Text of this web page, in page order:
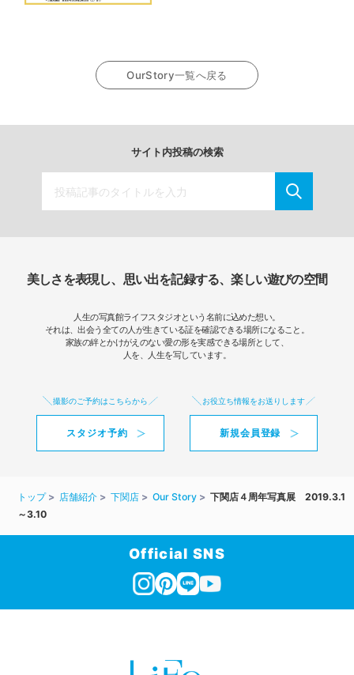
OurStory一覧へ戻る
サイト内投稿の検索
美しさを表現し、思い出を記録する、楽しい遊びの空間
人生の写真館ライフスタジオという名前に込めた想い。
それは、出会う全ての人が生きている証を確認できる場所になること。
家族の絆とかけがえのない愛の形を実感できる場所として、
人を、人生を写しています。
撮影のご予約はこちらから
スタジオ予約
お役立ち情報をお送りします
新規会員登録
トップ 店舗紹介 下関店 Our Story
下関店４周年写真展 2019.3.1
～3.10
Official SNS